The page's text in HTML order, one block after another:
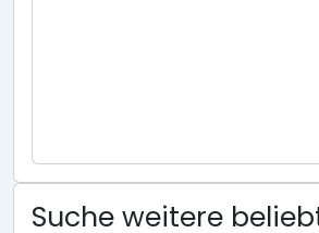
Suche weitere